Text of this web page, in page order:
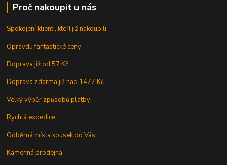
Proč nakoupit u nás
Spokojení klienti, kteří již nakoupili
Opravdu fantastické ceny
Doprava již od 57 Kč
Doprava zdarma již nad 1477 Kč
Velký výběr způsobů platby
Rychlá expedice
Odběrná místa kousek od Vás
Kamenná prodejna